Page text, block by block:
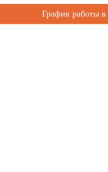
График работы